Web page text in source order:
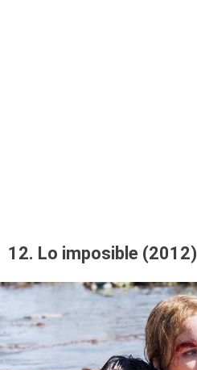
12. Lo imposible (2012)